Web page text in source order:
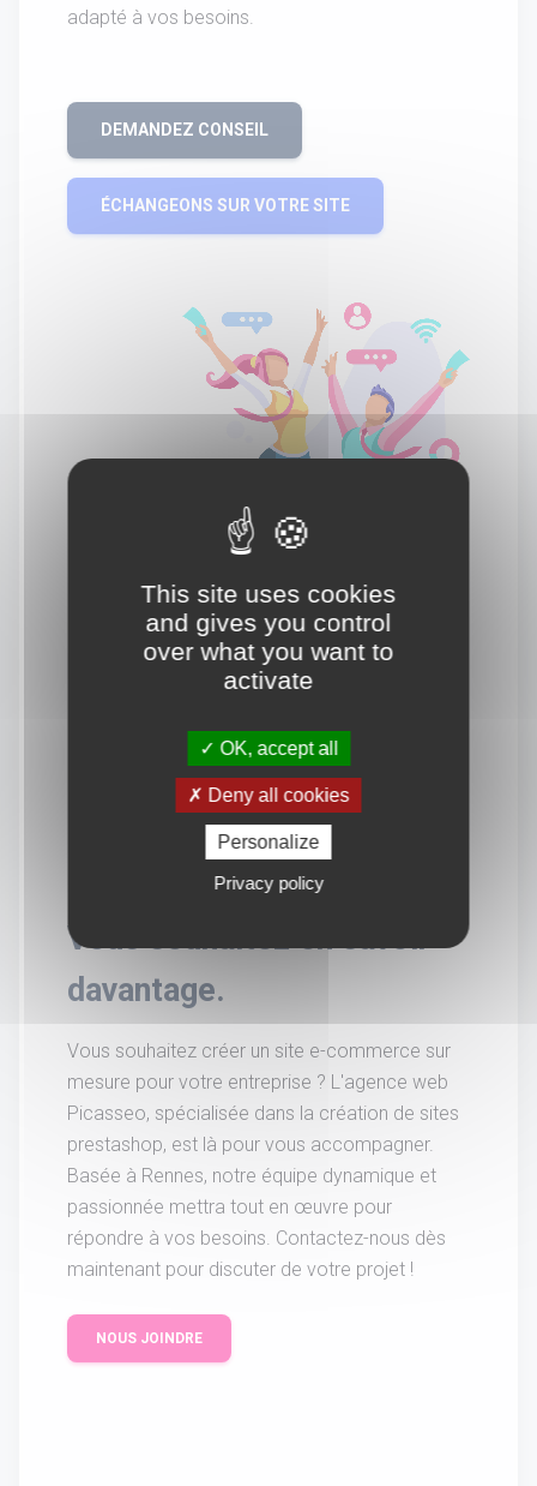
adapté à vos besoins.
DEMANDEZ CONSEIL
ÉCHANGEONS SUR VOTRE SITE
Vous souhaitez en savoir
davantage.
Vous souhaitez créer un site e-commerce sur
mesure pour votre entreprise ? L'agence web
Picasseo, spécialisée dans la création de sites
prestashop, est là pour vous accompagner.
Basée à Rennes, notre équipe dynamique et
passionnée mettra tout en œuvre pour
répondre à vos besoins. Contactez-nous dès
maintenant pour discuter de votre projet !
NOUS JOINDRE
This site uses cookies
and gives you control
over what you want to
activate
OK, accept all
Deny all cookies
Personalize
Privacy policy